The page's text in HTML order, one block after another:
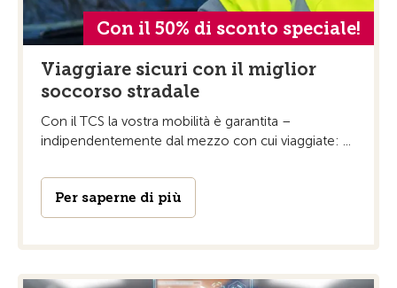
Con il 50% di sconto speciale!
Viaggiare sicuri con il miglior
soccorso stradale
Con il TCS la vostra mobilità è garantita –
indipendentemente dal mezzo con cui viaggiate: ...
Per saperne di più